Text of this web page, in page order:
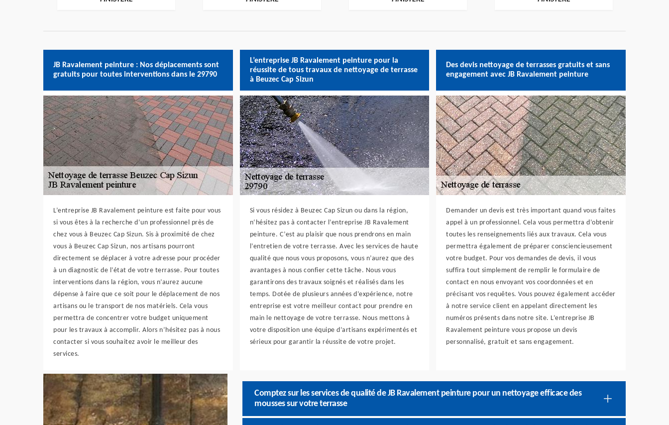
JB Ravalement peinture : Nos déplacements sont
gratuits pour toutes interventions dans le 29790
L’entreprise JB Ravalement peinture est faite pour vous
si vous êtes à la recherche d’un professionnel près de
chez vous à Beuzec Cap Sizun. Sis à proximité de chez
vous à Beuzec Cap Sizun, nos artisans pourront
directement se déplacer à votre adresse pour procéder
à un diagnostic de l’état de votre terrasse. Pour toutes
interventions dans la région, vous n’aurez aucune
dépense à faire que ce soit pour le déplacement de nos
artisans ou le transport de nos matériels. Cela vous
permettra de concentrer votre budget uniquement
pour les travaux à accomplir. Alors n’hésitez pas à nous
contacter si vous souhaitez avoir le meilleur des
services.
L’entreprise JB Ravalement peinture pour la
réussite de tous travaux de nettoyage de terrasse
à Beuzec Cap Sizun
Si vous résidez à Beuzec Cap Sizun ou dans la région,
n‘hésitez pas à contacter l’entreprise JB Ravalement
peinture. C’est au plaisir que nous prendrons en main
l’entretien de votre terrasse. Avec les services de haute
qualité que nous vous proposons, vous n’aurez que des
avantages à nous confier cette tâche. Nous vous
garantirons des travaux soignés et réalisés dans les
temps. Dotée de plusieurs années d’expérience, notre
entreprise est votre meilleur contact pour prendre en
main le nettoyage de votre terrasse. Nous mettons à
votre disposition une équipe d’artisans expérimentés et
sérieux pour garantir la réussite de votre projet.
Des devis nettoyage de terrasses gratuits et sans
engagement avec JB Ravalement peinture
Demander un devis est très important quand vous faites
appel à un professionnel. Cela vous permettra d’obtenir
toutes les renseignements liés aux travaux. Cela vous
permettra également de préparer consciencieusement
votre budget. Pour vos demandes de devis, il vous
suffira tout simplement de remplir le formulaire de
contact en nous envoyant vos coordonnées et en
précisant vos requêtes. Vous pouvez également accéder
à notre service client en appelant directement les
numéros présents dans notre site. L’entreprise JB
Ravalement peinture vous propose un devis
personnalisé, gratuit et sans engagement.
Comptez sur les services de qualité de JB Ravalement peinture pour un nettoyage efficace des
mousses sur votre terrasse